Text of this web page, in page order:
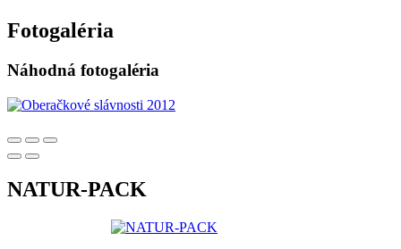
Fotogaléria
Náhodná fotogaléria
NATUR-PACK